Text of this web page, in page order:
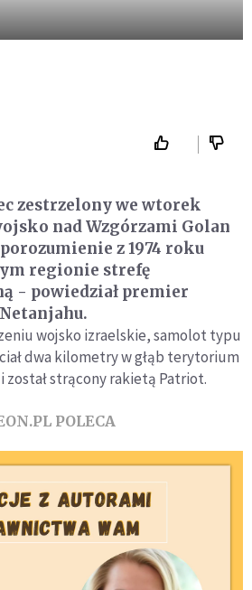
zestrzelony we wtorek
nad Wzgórzami Golan
z 1974 roku
regionie strefę
- powiedział premier
wojsko izraelskie, samolot typu
dwa kilometry w głąb terytorium
został strącony rakietą Patriot.
POLECA